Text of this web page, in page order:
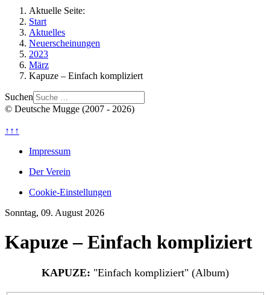
Aktuelle Seite:
Start
Aktuelles
Neuerscheinungen
2023
März
Kapuze – Einfach kompliziert
Suchen
© Deutsche Mugge (2007 - 2026)
↑↑↑
Impressum
Der Verein
Cookie-Einstellungen
Sonntag, 09. August 2026
Kapuze – Einfach kompliziert
KAPUZE: "Einfach kompliziert" (Album)